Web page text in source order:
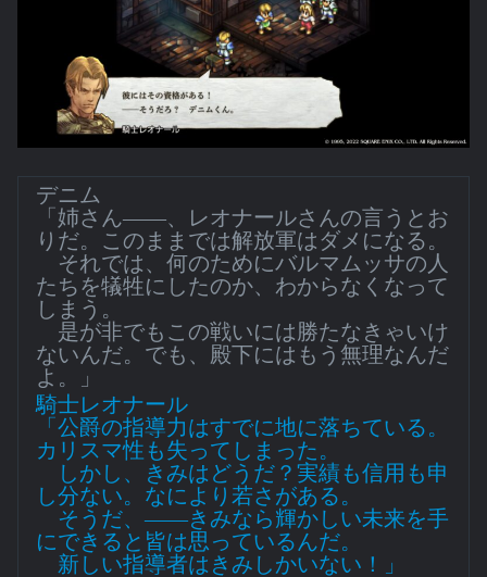
デニム
「姉さん――、レオナールさんの言うとお
りだ。このままでは解放軍はダメになる。
それでは、何のためにバルマムッサの人
たちを犠牲にしたのか、わからなくなって
しまう。
是が非でもこの戦いには勝たなきゃいけ
ないんだ。でも、殿下にはもう無理なんだ
よ。」
騎士レオナール
「公爵の指導力はすでに地に落ちている。
カリスマ性も失ってしまった。
しかし、きみはどうだ？実績も信用も申
し分ない。なにより若さがある。
そうだ、――きみなら輝かしい未来を手
にできると皆は思っているんだ。
新しい指導者はきみしかいない！」